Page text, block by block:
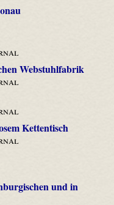
Webstuhlfabrik
Kettentisch
und in